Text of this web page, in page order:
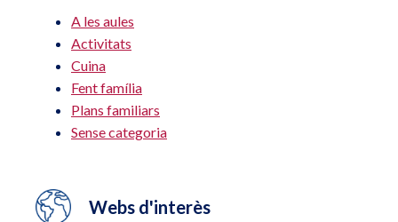
A les aules
Activitats
Cuina
Fent família
Plans familiars
Sense categoria
Webs d'interès